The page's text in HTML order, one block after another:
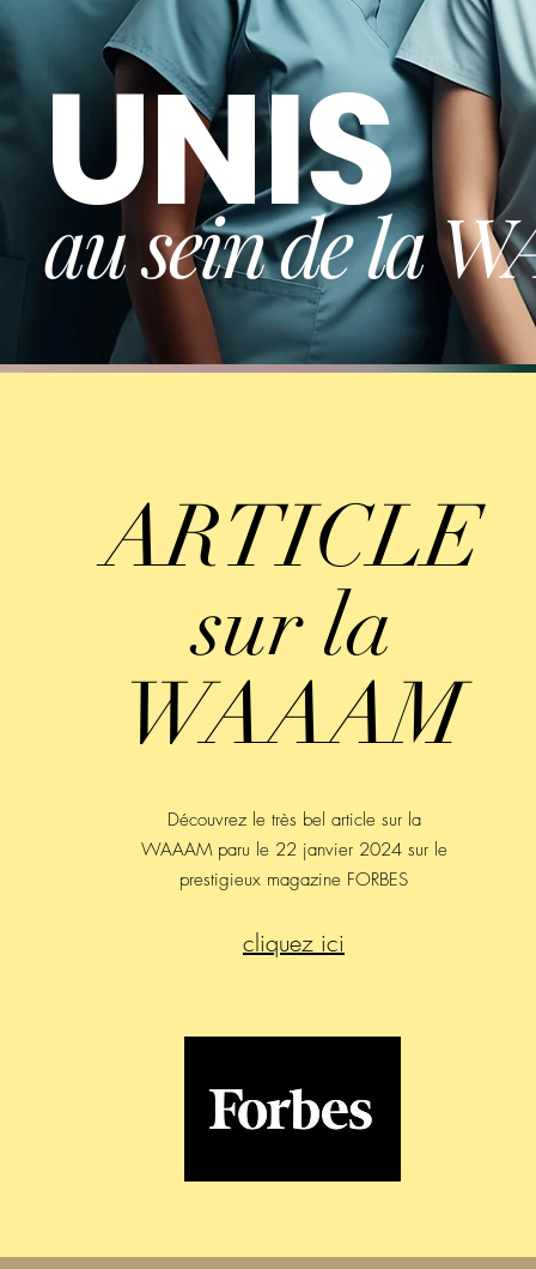
UNIS
au sein de la
ARTICLE
sur la
WAAAM
Découvrez le très bel article sur la
WAAAM paru le 22 janvier 2024 sur le
prestigieux magazine FORBES
cliquez ici